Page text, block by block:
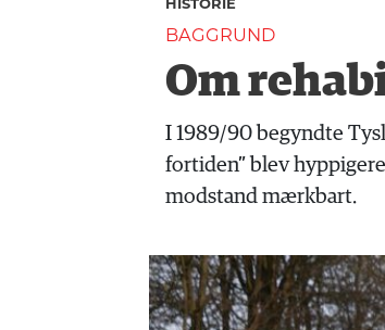
LÆSER
LÆSER
NAVNE
HISTORIE
BAGGRUND
Om
I 1989/90 begyndte
fortiden” blev
modstand mærkbart.